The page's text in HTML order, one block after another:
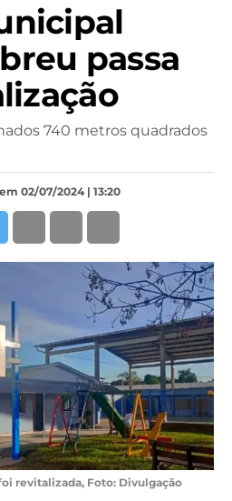
passa
740 metros quadrados
em 02/07/2024 | 13:20
revitalizada, Foto: Divulgação